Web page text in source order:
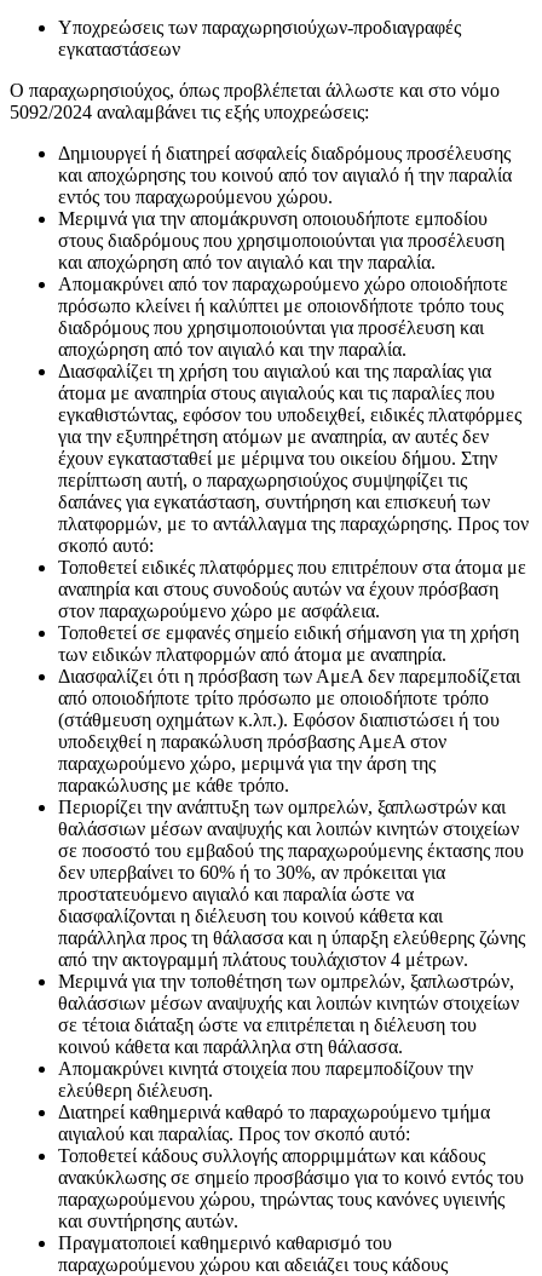
Υποχρεώσεις των παραχωρησιούχων-προδιαγραφές
εγκαταστάσεων
Ο παραχωρησιούχος, όπως προβλέπεται άλλωστε και στο νόμο
5092/2024 αναλαμβάνει τις εξής υποχρεώσεις:
Δημιουργεί ή διατηρεί ασφαλείς διαδρόμους προσέλευσης
και αποχώρησης του κοινού από τον αιγιαλό ή την παραλία
εντός του παραχωρούμενου χώρου.
Μεριμνά για την απομάκρυνση οποιουδήποτε εμποδίου
στους διαδρόμους που χρησιμοποιούνται για προσέλευση
και αποχώρηση από τον αιγιαλό και την παραλία.
Απομακρύνει από τον παραχωρούμενο χώρο οποιοδήποτε
πρόσωπο κλείνει ή καλύπτει με οποιονδήποτε τρόπο τους
διαδρόμους που χρησιμοποιούνται για προσέλευση και
αποχώρηση από τον αιγιαλό και την παραλία.
Διασφαλίζει τη χρήση του αιγιαλού και της παραλίας για
άτομα με αναπηρία στους αιγιαλούς και τις παραλίες που
εγκαθιστώντας, εφόσον του υποδειχθεί, ειδικές πλατφόρμες
για την εξυπηρέτηση ατόμων με αναπηρία, αν αυτές δεν
έχουν εγκατασταθεί με μέριμνα του οικείου δήμου. Στην
περίπτωση αυτή, ο παραχωρησιούχος συμψηφίζει τις
δαπάνες για εγκατάσταση, συντήρηση και επισκευή των
πλατφορμών, με το αντάλλαγμα της παραχώρησης. Προς τον
σκοπό αυτό:
Τοποθετεί ειδικές πλατφόρμες που επιτρέπουν στα άτομα με
αναπηρία και στους συνοδούς αυτών να έχουν πρόσβαση
στον παραχωρούμενο χώρο με ασφάλεια.
Τοποθετεί σε εμφανές σημείο ειδική σήμανση για τη χρήση
των ειδικών πλατφορμών από άτομα με αναπηρία.
Διασφαλίζει ότι η πρόσβαση των ΑμεΑ δεν παρεμποδίζεται
από οποιοδήποτε τρίτο πρόσωπο με οποιοδήποτε τρόπο
(στάθμευση οχημάτων κ.λπ.). Εφόσον διαπιστώσει ή του
υποδειχθεί η παρακώλυση πρόσβασης ΑμεΑ στον
παραχωρούμενο χώρο, μεριμνά για την άρση της
παρακώλυσης με κάθε τρόπο.
Περιορίζει την ανάπτυξη των ομπρελών, ξαπλωστρών και
θαλάσσιων μέσων αναψυχής και λοιπών κινητών στοιχείων
σε ποσοστό του εμβαδού της παραχωρούμενης έκτασης που
δεν υπερβαίνει το 60% ή το 30%, αν πρόκειται για
προστατευόμενο αιγιαλό και παραλία ώστε να
διασφαλίζονται η διέλευση του κοινού κάθετα και
παράλληλα προς τη θάλασσα και η ύπαρξη ελεύθερης ζώνης
από την ακτογραμμή πλάτους τουλάχιστον 4 μέτρων.
Μεριμνά για την τοποθέτηση των ομπρελών, ξαπλωστρών,
θαλάσσιων μέσων αναψυχής και λοιπών κινητών στοιχείων
σε τέτοια διάταξη ώστε να επιτρέπεται η διέλευση του
κοινού κάθετα και παράλληλα στη θάλασσα.
Απομακρύνει κινητά στοιχεία που παρεμποδίζουν την
ελεύθερη διέλευση.
Διατηρεί καθημερινά καθαρό το παραχωρούμενο τμήμα
αιγιαλού και παραλίας. Προς τον σκοπό αυτό:
Τοποθετεί κάδους συλλογής απορριμμάτων και κάδους
ανακύκλωσης σε σημείο προσβάσιμο για το κοινό εντός του
παραχωρούμενου χώρου, τηρώντας τους κανόνες υγιεινής
και συντήρησης αυτών.
Πραγματοποιεί καθημερινό καθαρισμό του
παραχωρούμενου χώρου και αδειάζει τους κάδους